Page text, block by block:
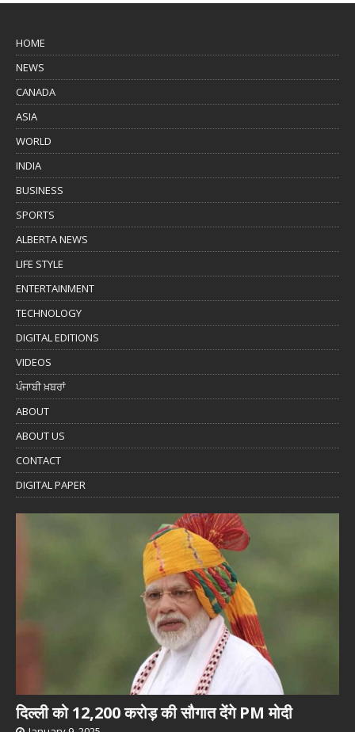
HOME
NEWS
CANADA
ASIA
WORLD
INDIA
BUSINESS
SPORTS
ALBERTA NEWS
LIFE STYLE
ENTERTAINMENT
TECHNOLOGY
DIGITAL EDITIONS
VIDEOS
ਪੰਜਾਬੀ ਖ਼ਬਰਾਂ
ABOUT
ABOUT US
CONTACT
DIGITAL PAPER
दिल्ली को 12,200 करोड़ की सौगात देंगे PM मोदी